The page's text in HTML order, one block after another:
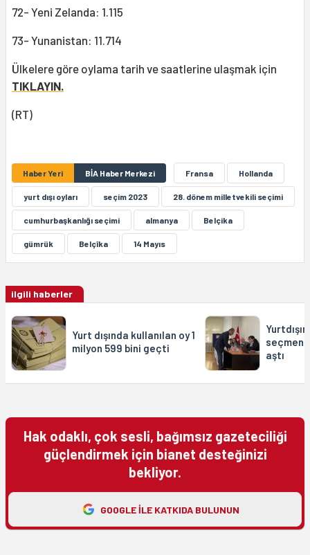
72- Yeni Zelanda: 1.115
73- Yunanistan: 11.714
Ülkelere göre oylama tarih ve saatlerine ulaşmak için
TIKLAYIN.
(RT)
Haber Yeri BİA Haber Merkezi Fransa Hollanda
yurt dışı oyları seçim 2023 28. dönem milletvekili seçimi
cumhurbaşkanlığı seçimi almanya Belçika
gümrük Belçîka 14 Mayıs
ilgili haberler
Yurt dışında kullanılan oy 1
milyon 599 bini geçti
seçmen
aştı
Hak odaklı, çok sesli, bağımsız gazeteciliği
güçlendirmek için bianet desteğinizi
bekliyor.
GOOGLE ILE KATKIDA BULUNUN